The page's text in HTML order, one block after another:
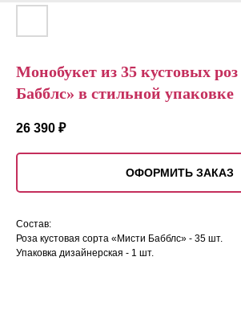
Монобукет из 35 кустовых
Бабблс» в стильной упаковке
26 390 ₽
ОФОРМИТЬ ЗАКАЗ
Состав:
Роза кустовая сорта «Мисти Бабблс» - 35 шт.
Упаковка дизайнерская - 1 шт.